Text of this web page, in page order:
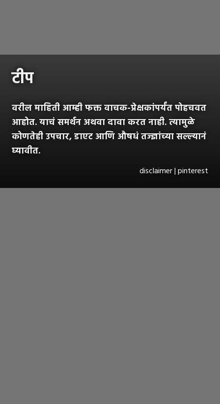
टीप
वरील माहिती आम्ही फक्त वाचक-प्रेक्षकांपर्यंत पोहचवत
आहोत. याचं समर्थन अथवा दावा करत नाही. त्यामुळे
कोणतेही उपचार, डाएट आणि औषधं तज्ज्ञांच्या सल्ल्यानं
घ्यावीत.
disclaimer | pinterest